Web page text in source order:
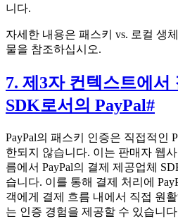
니다.
자세한 내용은 패스키 vs. 로컬 생
물을 참조하십시오.
7. 제3자 컨텍스트에서
SDK로서의 PayPal#
PayPal의 패스키 인증은 직접적인
한되지 않습니다. 이는 판매자 웹
름에서 PayPal의 결제 제공업체
습니다. 이를 통해 결제 처리에
객에게 결제 흐름 내에서 직접 원
는 인증 경험을 제공할 수 있습니